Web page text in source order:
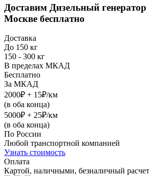
Доставим Дизельный
Москве бесплатно
Доставка
До 150 кг
150 - 300 кг
В пределах МКАД
Бесплатно
За МКАД
2000₽ + 15₽/км
(в оба конца)
5000₽ + 25₽/км
(в оба конца)
По России
Любой транспортной компанией
Узнать стоимость
Оплата
Картой, наличными, безналичный расчет